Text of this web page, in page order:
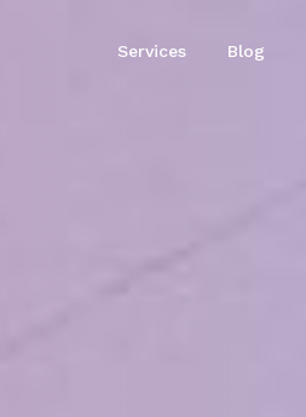
Services Blog